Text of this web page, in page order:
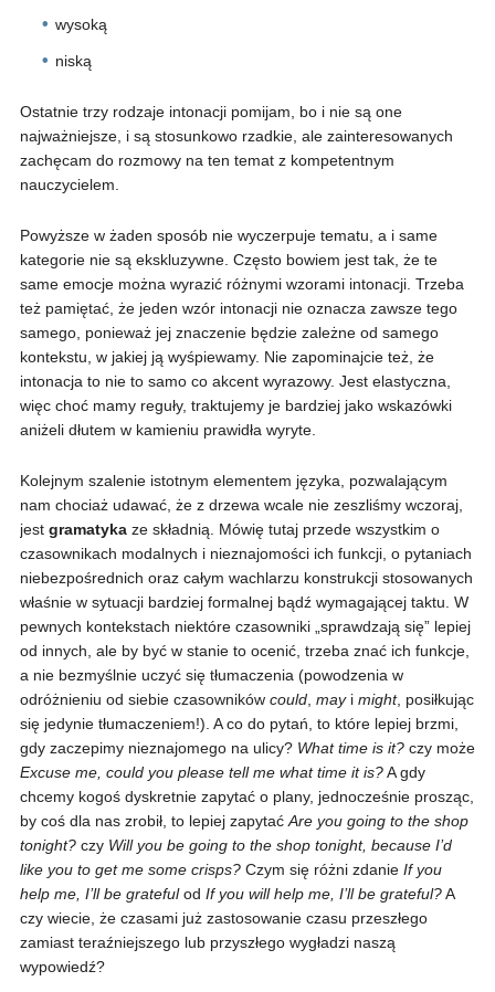
wysoką
niską
Ostatnie trzy rodzaje intonacji pomijam, bo i nie są one
najważniejsze, i są stosunkowo rzadkie, ale zainteresowanych
zachęcam do rozmowy na ten temat z kompetentnym
nauczycielem.
Powyższe w żaden sposób nie wyczerpuje tematu, a i same
kategorie nie są ekskluzywne. Często bowiem jest tak, że te
same emocje można wyrazić różnymi wzorami intonacji. Trzeba
też pamiętać, że jeden wzór intonacji nie oznacza zawsze tego
samego, ponieważ jej znaczenie będzie zależne od samego
kontekstu, w jakiej ją wyśpiewamy. Nie zapominajcie też, że
intonacja to nie to samo co akcent wyrazowy. Jest elastyczna,
więc choć mamy reguły, traktujemy je bardziej jako wskazówki
aniżeli dłutem w kamieniu prawidła wyryte.
Kolejnym szalenie istotnym elementem języka, pozwalającym
nam chociaż udawać, że z drzewa wcale nie zeszliśmy wczoraj,
jest gramatyka ze składnią. Mówię tutaj przede wszystkim o
czasownikach modalnych i nieznajomości ich funkcji, o pytaniach
niebezpośrednich oraz całym wachlarzu konstrukcji stosowanych
właśnie w sytuacji bardziej formalnej bądź wymagającej taktu. W
pewnych kontekstach niektóre czasowniki „sprawdzają się” lepiej
od innych, ale by być w stanie to ocenić, trzeba znać ich funkcje,
a nie bezmyślnie uczyć się tłumaczenia (powodzenia w
odróżnieniu od siebie czasowników could, mayi might, posiłkując
się jedynie tłumaczeniem!). A co do pytań, to które lepiej brzmi,
gdy zaczepimy nieznajomego na ulicy? What time is it?czy może
Excuse me, could you please tell me what time it is?A gdy
chcemy kogoś dyskretnie zapytać o plany, jednocześnie prosząc,
by coś dla nas zrobił, to lepiej zapytaćAre you going to the shop
tonight?czy Will you be going to the shop tonight, because I’d
like you to get me some crisps?Czym się różni zdanie If you
help me, I’ll be gratefulod If you will help me, I’ll be grateful?A
czy wiecie, że czasami już zastosowanie czasu przeszłego
zamiast teraźniejszego lub przyszłego wygładzi naszą
wypowiedź?